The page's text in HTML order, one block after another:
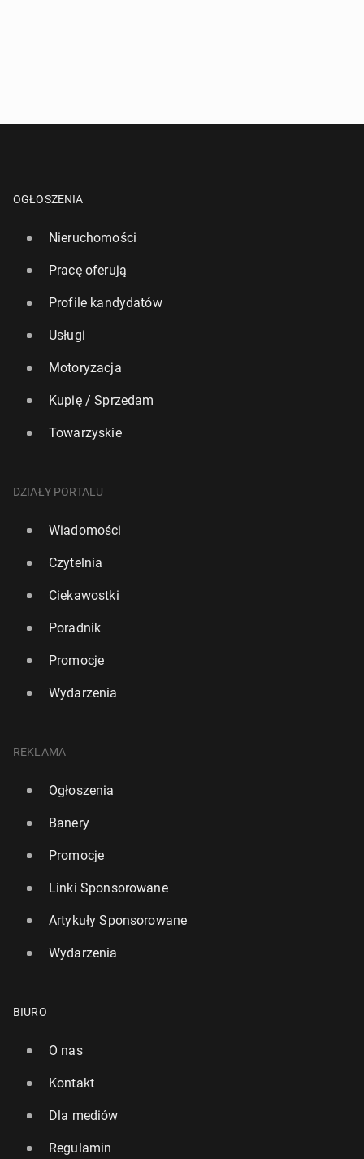
OGŁOSZENIA
Nieruchomości
Pracę oferują
Profile kandydatów
Usługi
Motoryzacja
Kupię / Sprzedam
Towarzyskie
DZIAŁY PORTALU
Wiadomości
Czytelnia
Ciekawostki
Poradnik
Promocje
Wydarzenia
REKLAMA
Ogłoszenia
Banery
Promocje
Linki Sponsorowane
Artykuły Sponsorowane
Wydarzenia
BIURO
O nas
Kontakt
Dla mediów
Regulamin